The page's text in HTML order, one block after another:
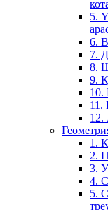
5.
6.
7.
8.
9.
10.
11.
12.
1.
2.
3.
4.
5.